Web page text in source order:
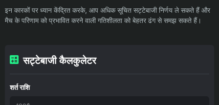
इन कारकों पर ध्यान केंद्रित करके, आप अधिक सूचित सट्टेबाजी निर्णय ले सकते हैं और
मैच के परिणाम को प्रभावित करने वाली गतिशीलता को बेहतर ढंग से समझ सकते हैं।
सट्टेबाजी कैलकुलेटर
शर्त राशि